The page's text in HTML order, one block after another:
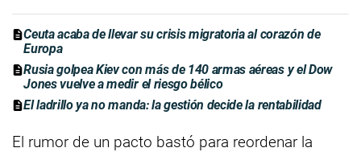
Ceuta acaba de llevar su crisis migratoria al corazón de
Europa
Rusia golpea Kiev con más de 140 armas aéreas y el Dow
Jones vuelve a medir el riesgo bélico
El ladrillo ya no manda: la gestión decide la rentabilidad
El rumor de un pacto bastó para reordenar la